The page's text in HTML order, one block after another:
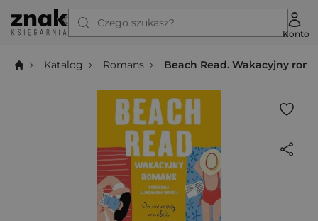
Czego szukasz?
Konto
Katalog Romans Beach Read. Wakacyjny